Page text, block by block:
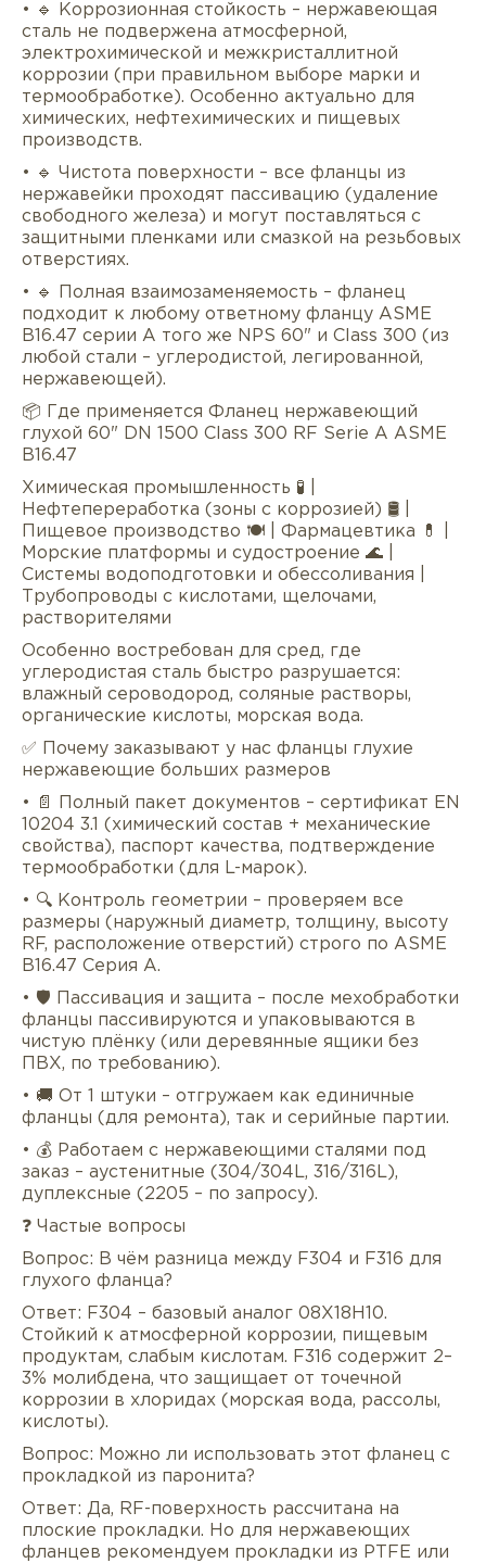
• 🔹 Коррозионная стойкость – нержавеющая
сталь не подвержена атмосферной,
электрохимической и межкристаллитной
коррозии (при правильном выборе марки и
термообработке). Особенно актуально для
химических, нефтехимических и пищевых
производств.
• 🔹 Чистота поверхности – все фланцы из
нержавейки проходят пассивацию (удаление
свободного железа) и могут поставляться с
защитными пленками или смазкой на резьбовых
отверстиях.
• 🔹 Полная взаимозаменяемость – фланец
подходит к любому ответному фланцу ASME
B16.47 серии A того же NPS 60" и Class 300 (из
любой стали – углеродистой, легированной,
нержавеющей).
📦 Где применяется Фланец нержавеющий
глухой 60" DN 1500 Class 300 RF Serie А ASME
B16.47
Химическая промышленность 🧪 |
Нефтепереработка (зоны с коррозией) 🛢 |
Пищевое производство 🍽 | Фармацевтика 💊 |
Морские платформы и судостроение 🌊 |
Системы водоподготовки и обессоливания |
Трубопроводы с кислотами, щелочами,
растворителями
Особенно востребован для сред, где
углеродистая сталь быстро разрушается:
влажный сероводород, соляные растворы,
органические кислоты, морская вода.
✅ Почему заказывают у нас фланцы глухие
нержавеющие больших размеров
• 📄 Полный пакет документов – сертификат EN
10204 3.1 (химический состав + механические
свойства), паспорт качества, подтверждение
термообработки (для L-марок).
• 🔍 Контроль геометрии – проверяем все
размеры (наружный диаметр, толщину, высоту
RF, расположение отверстий) строго по ASME
B16.47 Серия A.
• 🛡 Пассивация и защита – после мехобработки
фланцы пассивируются и упаковываются в
чистую плёнку (или деревянные ящики без
ПВХ, по требованию).
• 🚚 От 1 штуки – отгружаем как единичные
фланцы (для ремонта), так и серийные партии.
• 💰 Работаем с нержавеющими сталями под
заказ – аустенитные (304/304L, 316/316L),
дуплексные (2205 – по запросу).
❓ Частые вопросы
Вопрос: В чём разница между F304 и F316 для
глухого фланца?
Ответ: F304 – базовый аналог 08Х18Н10.
Стойкий к атмосферной коррозии, пищевым
продуктам, слабым кислотам. F316 содержит 2–
3% молибдена, что защищает от точечной
коррозии в хлоридах (морская вода, рассолы,
кислоты).
Вопрос: Можно ли использовать этот фланец с
прокладкой из паронита?
Ответ: Да, RF-поверхность рассчитана на
плоские прокладки. Но для нержавеющих
фланцев рекомендуем прокладки из PTFE или